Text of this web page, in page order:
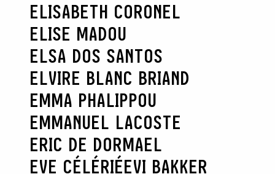
ELISABETH CORONEL
ELISE MADOU
ELSA DOS SANTOS
ELVIRE BLANC BRIAND
EMMA PHALIPPOU
EMMANUEL LACOSTE
ERIC DE DORMAEL
EVE CÉLÉRIÉEVI BAKKER